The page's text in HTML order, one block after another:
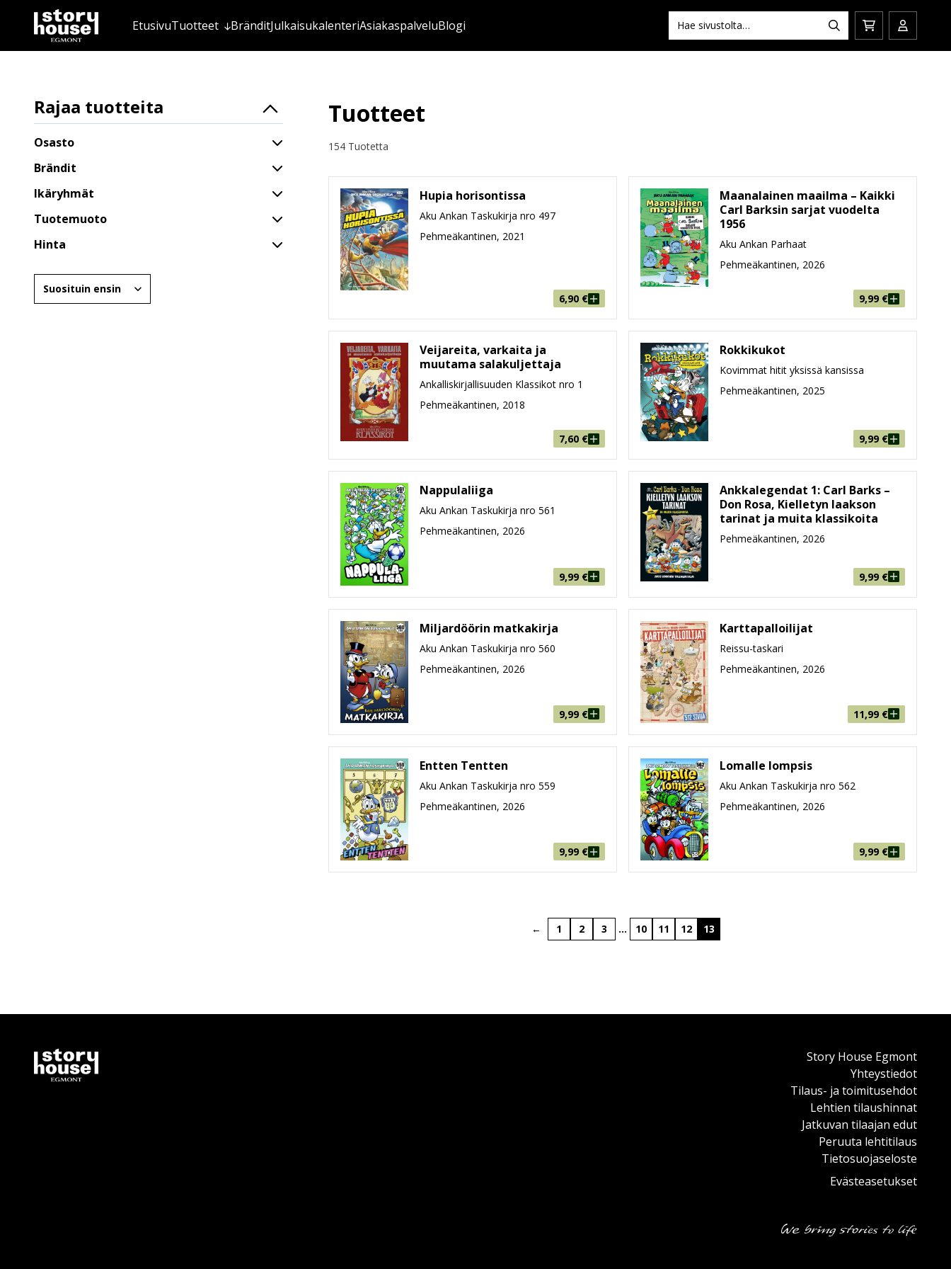
EtusivuTuotteet BränditJulkaisukalenteriAsiakaspalveluBlogi
Hae:
Hae
Siirry
Avaa/
Rajaa tuotteita
Osasto
Brändit
Ikäryhmät
Tuotemuoto
Hinta
Järjestä
Tuotteet
154 Tuotetta
Hupia horisontissa
Aku Ankan Taskukirja nro 497
Pehmeäkantinen, 2021
6,90 €
Maanalainen maailma – Kaikki
Carl Barksin sarjat vuodelta
1956
Aku Ankan Parhaat
Pehmeäkantinen, 2026
9,99 €
Veijareita, varkaita ja
muutama salakuljettaja
Ankalliskirjallisuuden Klassikot nro 1
Pehmeäkantinen, 2018
7,60 €
Rokkikukot
Kovimmat hitit yksissä kansissa
Pehmeäkantinen, 2025
9,99 €
Nappulaliiga
Aku Ankan Taskukirja nro 561
Pehmeäkantinen, 2026
9,99 €
Ankkalegendat 1: Carl Barks –
Don Rosa, Kielletyn laakson
tarinat ja muita klassikoita
Pehmeäkantinen, 2026
9,99 €
Miljardöörin matkakirja
Aku Ankan Taskukirja nro 560
Pehmeäkantinen, 2026
9,99 €
Karttapalloilijat
Reissu-taskari
Pehmeäkantinen, 2026
11,99 €
Entten Tentten
Aku Ankan Taskukirja nro 559
Pehmeäkantinen, 2026
9,99 €
Lomalle lompsis
Aku Ankan Taskukirja nro 562
Pehmeäkantinen, 2026
9,99 €
← 1 2 3 … 10 11 12 13
Story House Egmont
Yhteystiedot
Tilaus- ja toimitusehdot
Lehtien tilaushinnat
Jatkuvan tilaajan edut
Peruuta lehtitilaus
Tietosuojaseloste
Evästeasetukset